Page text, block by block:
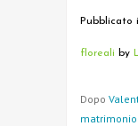
Pubblicato
floreali by
Dopo